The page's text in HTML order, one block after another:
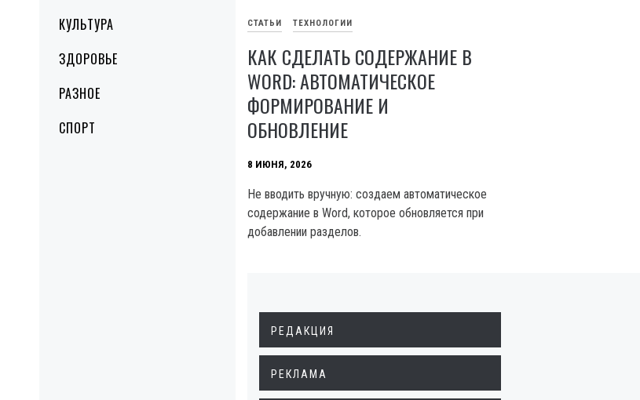
КУЛЬТУРА
ЗДОРОВЬЕ
РАЗНОЕ
СПОРТ
СТАТЬИ ТЕХНОЛОГИИ
КАК СДЕЛАТЬ СОДЕРЖАНИЕ В
WORD: АВТОМАТИЧЕСКОЕ
ФОРМИРОВАНИЕ И
ОБНОВЛЕНИЕ
8 ИЮНЯ, 2026
Не вводить вручную: создаем автоматическое
содержание в Word, которое обновляется при
добавлении разделов.
РЕДАКЦИЯ
РЕКЛАМА